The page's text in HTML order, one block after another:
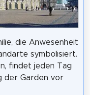
die Anwesenheit
symbolisiert.
findet jeden Tag
der Garden vor